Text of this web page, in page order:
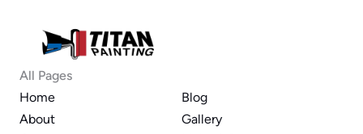
All Pages
Home
About
Blog
Gallery